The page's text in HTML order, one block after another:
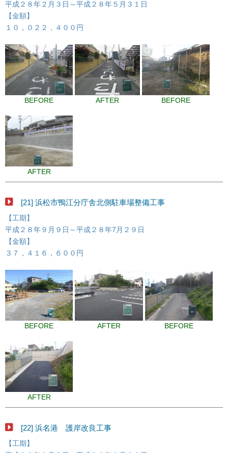
平成２８年２月３日～平成２８年５月３１日
【金額】
１０，０２２，４００円
BEFORE AFTER BEFORE
AFTER
[21] 浜松市鴨江分庁舎北側駐車場整備工事
【工期】
平成２８年９月９日～平成２８年7月２９日
【金額】
３７，４１６，６００円
BEFORE AFTER BEFORE
AFTER
[22] 浜名港 護岸改良工事
【工期】